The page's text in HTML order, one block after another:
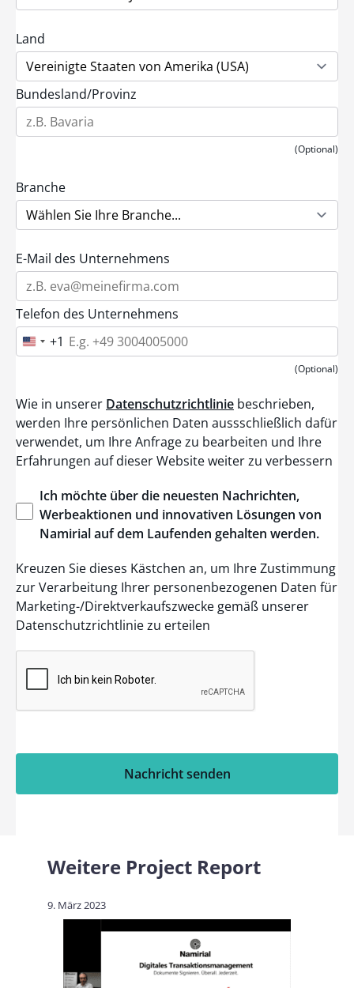
Land
Bundesland/Provinz
(Optional)
Branche
E-Mail des Unternehmens
Telefon des Unternehmens
U
n
d
S
t
a
t
e
1
+1
(Optional)
Wie in unserer Datenschutzrichtlinie beschrieben,
werden Ihre persönlichen Daten aussschließlich dafür
verwendet, um Ihre Anfrage zu bearbeiten und Ihre
Erfahrungen auf dieser Website weiter zu verbessern
Ich möchte überdie neuesten Nachrichten,
Werbeaktionen und innovativen Lösungen von
Namirialauf dem Laufenden gehalten werden.
Kreuzen Sie dieses Kästchen an, um Ihre Zustimmung
zur Verarbeitung Ihrer personenbezogenen Daten für
Marketing-/Direktverkaufszwecke gemäß unserer
Datenschutzrichtlinie zu erteilen
Nachricht senden
Weitere Project Report
9. März 2023